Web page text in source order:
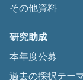
その他資料
研究助成
本年度公募
過去の採択テー